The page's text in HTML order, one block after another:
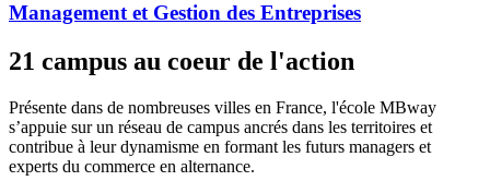
Management et Gestion des Entreprises
21 campus au coeur de l'action
Présente dans de nombreuses villes en France, l'école MBway
s’appuie sur un réseau de campus ancrés dans les territoires et
contribue à leur dynamisme en formant les futurs managers et
experts du commerce en alternance.